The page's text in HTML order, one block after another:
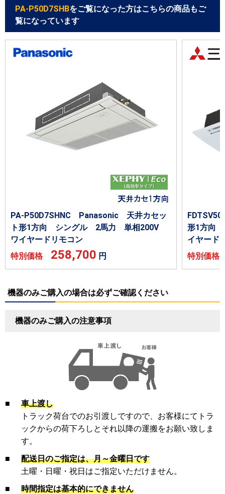
PA-P50D7SHBをご覧になった方はこちらの商品もご
覧になっています
PA-P50D7SHNC Panasonic 天井カセッ
ト形1方向 シングル 2馬力 単相200V
ワイヤードリモコン
特別価格 258,700 円
形1方向
イヤード
特別価
機器のみご購入の場合は必ずご確認ください
機器のみご購入の注意事項
■
車上渡し
トラック荷台でのお引渡しですので、お客様にてトラ
ックからの荷下ろしとそれ以降の運搬をお願い致しま
す。
■
配送日のご指定は、月～金曜日です
土曜・日曜・祝日はご指定いただけません。
■
時間指定は基本的にできません